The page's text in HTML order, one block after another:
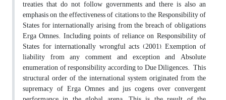
treaties that do not follow governments and there is also an
emphasis on the effectiveness of citations to the Responsibility of
States for internationally arising from the breach of obligations
Erga Omnes. Including points of reliance on Responsibility of
States for internationally wrongful acts (2001), Exemption of
liability from any comment and exception and Absolute
enumeration of responsibility according to Due Diligences. This
structural order of the international system originated from the
supremacy of Erga Omnes and jus cogens over convergent